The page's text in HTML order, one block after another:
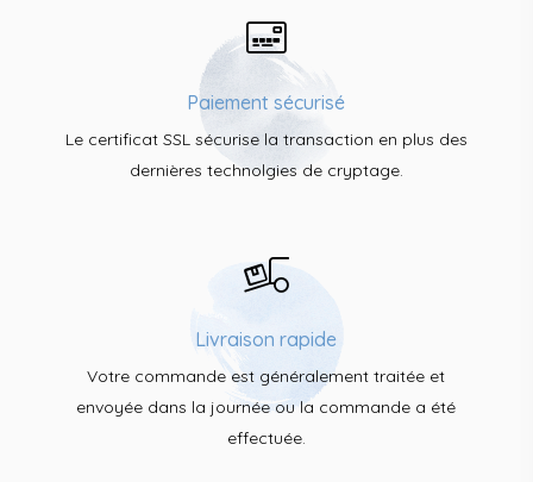
Paiement sécurisé
Le certificat SSL sécurise la transaction en plus des
dernières technolgies de cryptage.
Livraison rapide
Votre commande est généralement traitée et
envoyée dans la journée ou la commande a été
effectuée.